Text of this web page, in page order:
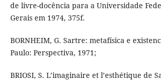
de livre-docência para a Universidade
Gerais em 1974, 375f.
BORNHEIM, G. Sartre: metafísica e
Paulo: Perspectiva, 1971;
BRIOSI, S. L’imaginaire et l’esthétique de